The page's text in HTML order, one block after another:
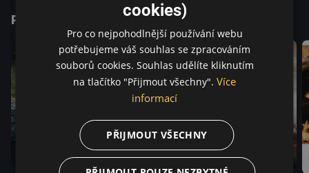
Podobné tituly
cookies)
Pro co nejpohodlnější používání webu
potřebujeme váš souhlas se zpracováním
souborů cookies. Souhlas udělíte kliknutím
na tlačítko "Přijmout všechny". Více
informací
PŘIJMOUT VŠECHNY